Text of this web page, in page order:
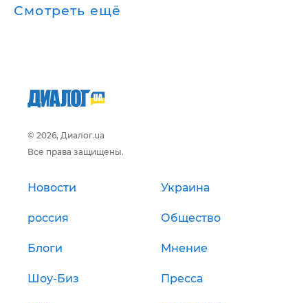
Смотреть ещё
© 2026, Диалог.ua
Все права защищены.
Новости Украина
россия Общество
Блоги Мнение
Шоу-Биз Пресса